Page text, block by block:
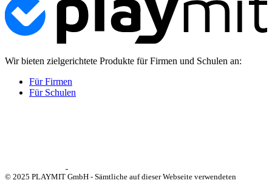
Wir bieten zielgerichtete Produkte für Firmen und Schulen an:
Für Firmen
Für Schulen
© 2025 PLAYMIT GmbH - Sämtliche auf dieser Webseite verwendeten